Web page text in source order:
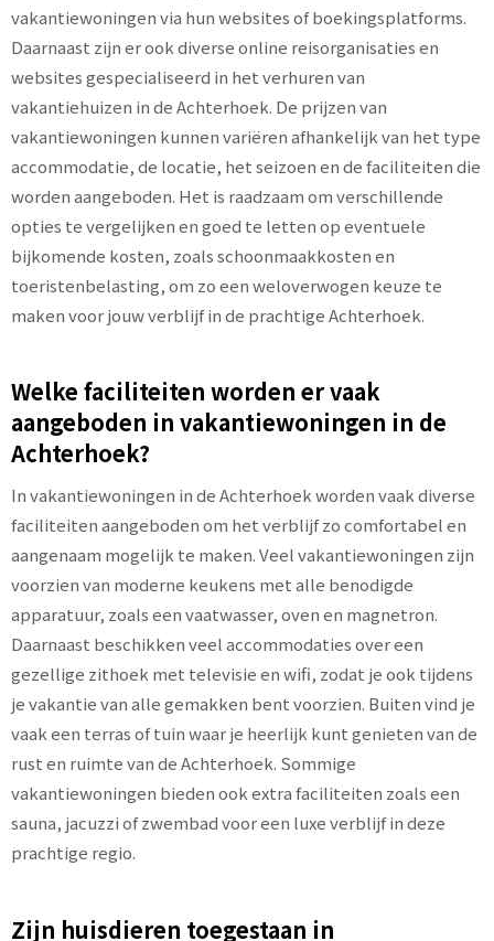
vakantiewoningen via hun websites of boekingsplatforms.
Daarnaast zijn er ook diverse online reisorganisaties en
websites gespecialiseerd in het verhuren van
vakantiehuizen in de Achterhoek. De prijzen van
vakantiewoningen kunnen variëren afhankelijk van het type
accommodatie, de locatie, het seizoen en de faciliteiten die
worden aangeboden. Het is raadzaam om verschillende
opties te vergelijken en goed te letten op eventuele
bijkomende kosten, zoals schoonmaakkosten en
toeristenbelasting, om zo een weloverwogen keuze te
maken voor jouw verblijf in de prachtige Achterhoek.
Welke faciliteiten worden er vaak
aangeboden in vakantiewoningen in de
Achterhoek?
In vakantiewoningen in de Achterhoek worden vaak diverse
faciliteiten aangeboden om het verblijf zo comfortabel en
aangenaam mogelijk te maken. Veel vakantiewoningen zijn
voorzien van moderne keukens met alle benodigde
apparatuur, zoals een vaatwasser, oven en magnetron.
Daarnaast beschikken veel accommodaties over een
gezellige zithoek met televisie en wifi, zodat je ook tijdens
je vakantie van alle gemakken bent voorzien. Buiten vind je
vaak een terras of tuin waar je heerlijk kunt genieten van de
rust en ruimte van de Achterhoek. Sommige
vakantiewoningen bieden ook extra faciliteiten zoals een
sauna, jacuzzi of zwembad voor een luxe verblijf in deze
prachtige regio.
Zijn huisdieren toegestaan in